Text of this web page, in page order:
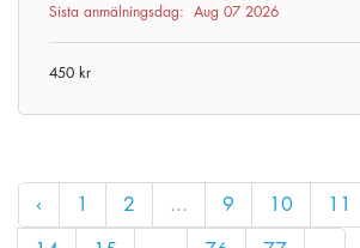
Sista anmälningsdag: Aug 07 2026
450 kr
‹ 1 2 ... 9 10 11